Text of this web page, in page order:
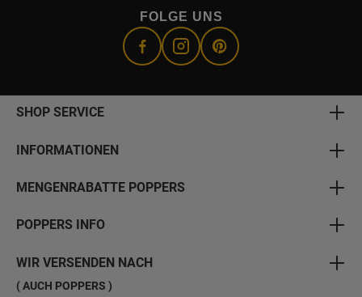
FOLGE UNS
SHOP SERVICE
INFORMATIONEN
MENGENRABATTE POPPERS
POPPERS INFO
WIR VERSENDEN NACH
( AUCH POPPERS )